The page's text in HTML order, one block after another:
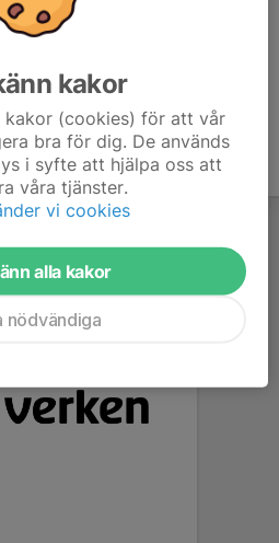
kakor
kakor (cookies) för att vår
bra för dig. De används
i syfte att hjälpa oss att
våra tjänster.
vi cookies
alla kakor
nödvändiga